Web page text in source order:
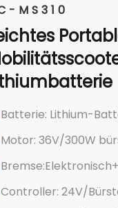
MS310
Batterie: Lithium-
Motor: 36V/300W
Controller: 24V/